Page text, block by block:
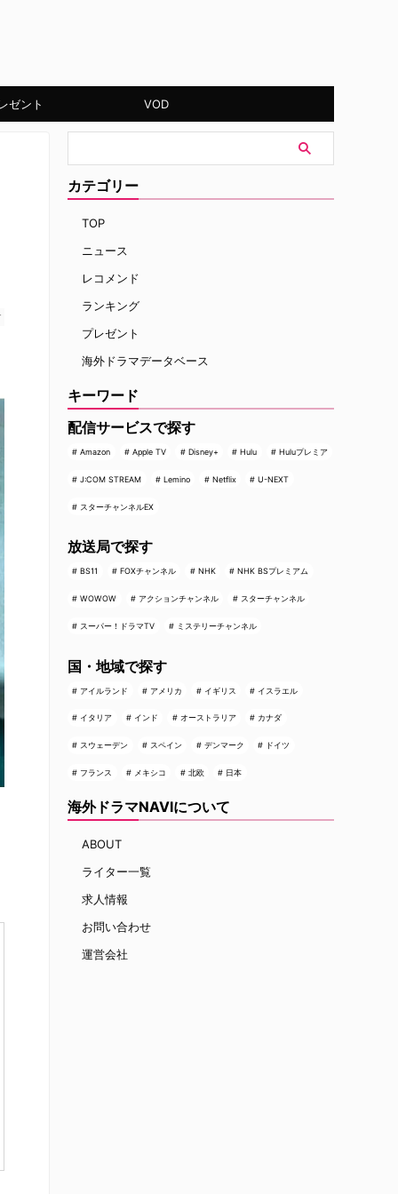
ゼント VOD
カテゴリー
TOP
ニュース
レコメンド
ランキング
プレゼント
海外ドラマデータベース
キーワード
配信サービスで探す
Amazon Apple TV Disney+ Hulu Huluプレミア
J:COM STREAM Lemino Netflix U-NEXT
スターチャンネルEX
放送局で探す
BS11 FOXチャンネル NHK NHK BSプレミアム
WOWOW アクションチャンネル スターチャンネル
スーパー！ドラマTV ミステリーチャンネル
国・地域で探す
アイルランド アメリカ イギリス イスラエル
イタリア インド オーストラリア カナダ
スウェーデン スペイン デンマーク ドイツ
フランス メキシコ 北欧 日本
海外ドラマNAVIについて
ABOUT
ライター一覧
求人情報
お問い合わせ
運営会社